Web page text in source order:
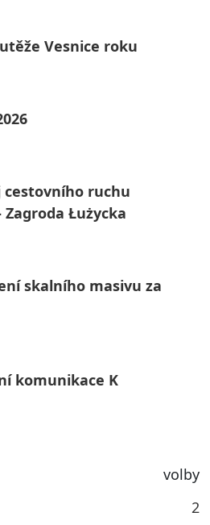
Vesnice roku
cestovního ruchu
Łużycka
skalního masivu za
komunikace K
volby
2